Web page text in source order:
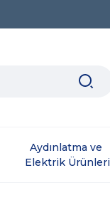
Aydınlatma ve
Elektrik Ürünleri